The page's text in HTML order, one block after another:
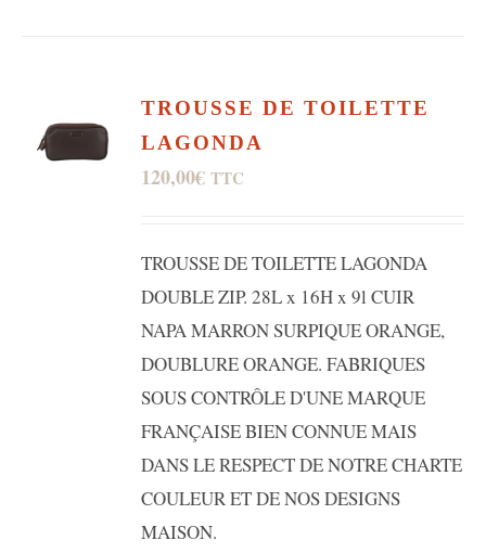
TROUSSE DE TOILETTE
LAGONDA
120,00€ TTC
TROUSSE DE TOILETTE LAGONDA
DOUBLE ZIP. 28L x 16H x 9l CUIR
NAPA MARRON SURPIQUE ORANGE,
DOUBLURE ORANGE. FABRIQUES
SOUS CONTRÔLE D'UNE MARQUE
FRANÇAISE BIEN CONNUE MAIS
DANS LE RESPECT DE NOTRE CHARTE
COULEUR ET DE NOS DESIGNS
MAISON.